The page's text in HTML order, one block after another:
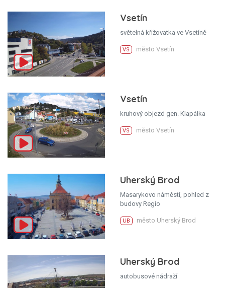
Vsetín
světelná křižovatka ve Vsetíně
VS město Vsetín
Vsetín
kruhový objezd gen. Klapálka
VS město Vsetín
Uherský Brod
Masarykovo náměstí, pohled z
budovy Regio
UB město Uherský Brod
Uherský Brod
autobusové nádraží